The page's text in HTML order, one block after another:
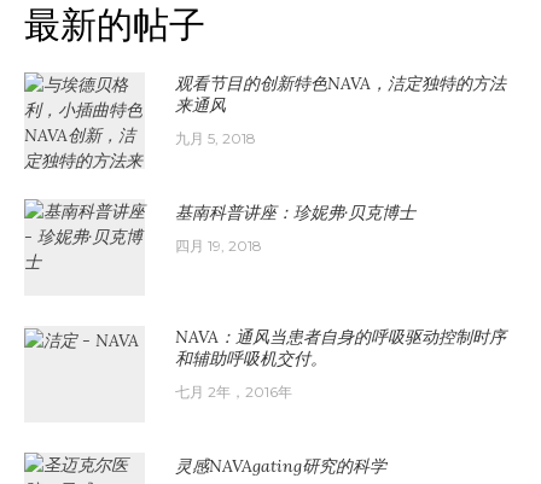
最新的帖子
观看节目的创新特色NAVA，洁定独特的方法
来通风
九月 5, 2018
基南科普讲座：珍妮弗·贝克博士
四月 19, 2018
NAVA：通风当患者自身的呼吸驱动控制时序
和辅助呼吸机交付。
七月 2年，2016年
灵感NAVAgating研究的科学